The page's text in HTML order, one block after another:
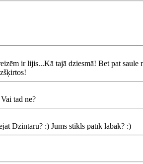
ir lijis...Kā tajā dziesmā! Bet pat
tad ne?
Dzintaru? :) Jums stikls patīk labāk? :)